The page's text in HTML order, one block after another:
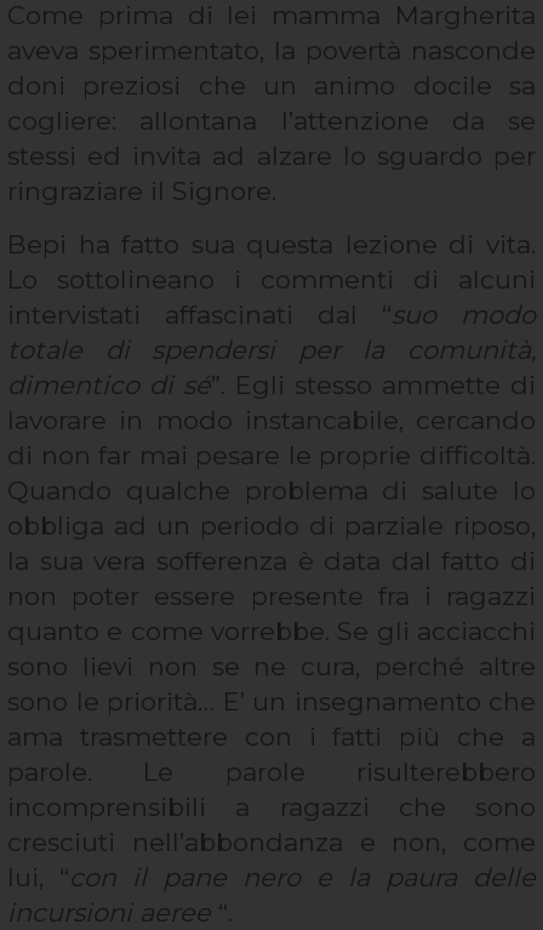
Come prima di lei mamma Margherita
aveva sperimentato, la povertà nasconde
doni preziosi che un animo docile sa
cogliere: allontana l’attenzione da se
stessi ed invita ad alzare lo sguardo per
ringraziare il Signore.
Bepi ha fatto sua questa lezione di vita.
Lo sottolineano i commenti di alcuni
intervistati affascinati dal “suo modo
totale di spendersi per la comunità,
dimentico di sé”. Egli stesso ammette di
lavorare in modo instancabile, cercando
di non far mai pesare le proprie difficoltà.
Quando qualche problema di salute lo
obbliga ad un periodo di parziale riposo,
la sua vera sofferenza è data dal fatto di
non poter essere presente fra i ragazzi
quanto e come vorrebbe. Se gli acciacchi
sono lievi non se ne cura, perché altre
sono le priorità… E’ un insegnamento che
ama trasmettere con i fatti più che a
parole. Le parole risulterebbero
incomprensibili a ragazzi che sono
cresciuti nell’abbondanza e non, come
lui, “con
il pane nero e la paura delle
incursioni aeree “.